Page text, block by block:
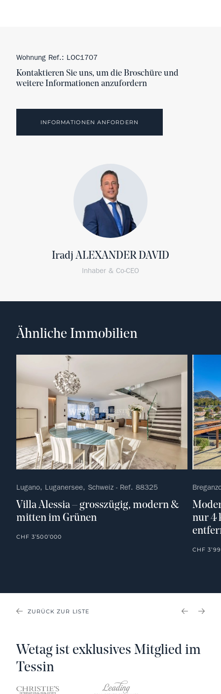
Wohnung Ref.: LOC1707
Kontaktieren Sie uns, um die Broschüre und
weitere Informationen anzufordern
INFORMATIONEN ANFORDERN
Iradj ALEXANDER DAVID
Inhaber & Co-CEO
Ähnliche Immobilien
Lugano, Luganersee, Schweiz - Ref. 88325
Villa Alessia – grosszügig, modern &
mitten im Grünen
CHF 3’500’000
nur 4
CHF
ZURÜCK ZUR LISTE
Wetag ist exklusives Mitglied im
Tessin